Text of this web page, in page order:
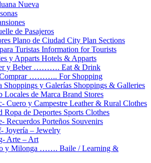
Nueva
de Pasajeros
Plano de Ciudad City Plan Sections
Turistas Information for Tourists
y Apparts Hotels & Apparts
y Beber ………. Eat & Drink
Comprar ……….. For Shopping
Shoppings y Galerías Shoppings & Galleries
Locales de Marca Brand Stores
Cuero y Campestre Leather & Rural Clothes
Ropa de Deportes Sports Clothes
Recuerdos Porteños Souvenirs
Joyería – Jewelry
Arte – Art
y Milonga ……. Baile / Learning &